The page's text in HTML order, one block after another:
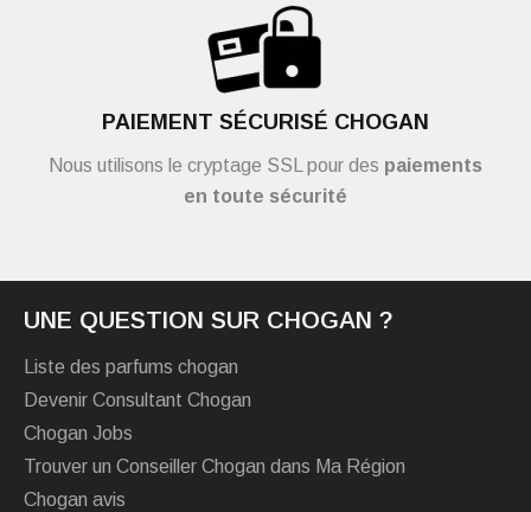
PAIEMENT SÉCURISÉ CHOGAN
Nous utilisons le cryptage SSL pour des paiements
en toute sécurité
UNE QUESTION SUR CHOGAN ?
Liste des parfums chogan
Devenir Consultant Chogan
Chogan Jobs
Trouver un Conseiller Chogan dans Ma Région
Chogan avis